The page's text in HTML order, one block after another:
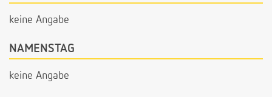
keine Angabe
NAMENSTAG
keine Angabe